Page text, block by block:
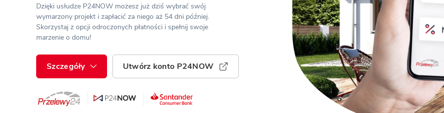
DODATKOWE ELEMENTY
Zobacz wszystkie kategorie
AKADEMIA EXTRADOM.PL
BAZA WIEDZY
Zobacz wszystkie porady
Dzięki usłudze P24NOW możesz już dziś wybrać swój
wymarzony projekt i zapłacić za niego aż 54 dni później.
Skorzystaj z opcji odroczonych płatności i spełnij swoje
marzenie o domu!
Szczegóły Utwórz konto P24NOW